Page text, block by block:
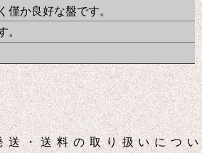
僅か良好な盤です。
。
・送料の取り扱いについ